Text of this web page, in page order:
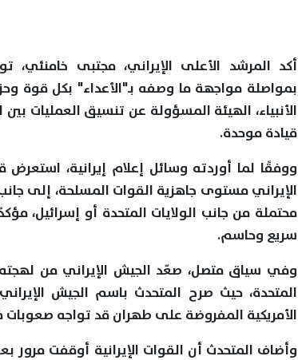
أكد المرشد الأعلى الإيراني، مجتبى خامنئي،
بمواصلة مواجهة ما وصفه بـ"الأعداء" بكل قوة
الأنبياء، الهيئة المسؤولة عن تنسيق العمليات
قيادة موحدة.
ووفقًا لما أوردته وسائل إعلام إيرانية، استعرض
الإيراني مستوى جاهزية القوات المسلحة، إلى
محتملة من جانب الولايات المتحدة أو إسرائيل،
سريع وحاسم.
وفي سياق متصل، صعّد الجيش الإيراني من لهجته
المتحدة، حيث صرح المتحدث باسم الجيش
الأمريكية المفروضة على طهران قد تواجه
وأضاف المتحدث أن القوات الإيرانية أوقفت مرور